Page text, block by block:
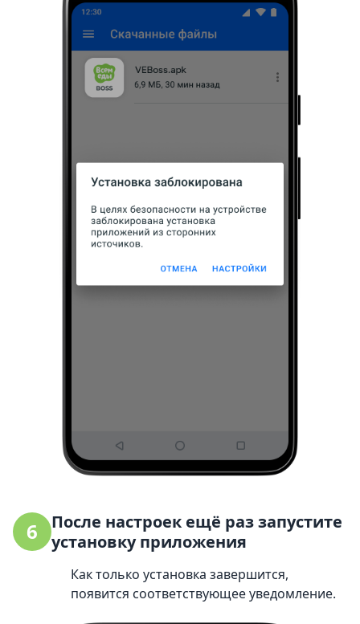
6
После настроек ещё раз запустите
установку приложения
Как только установка завершится,
появится соответствующее уведомление.